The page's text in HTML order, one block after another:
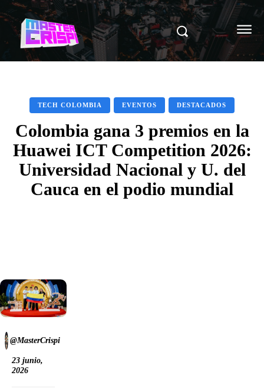
TECH COLOMBIA EVENTOS DESTACADOS
Colombia gana 3 premios en la
Huawei ICT Competition 2026:
Universidad Nacional y U. del
Cauca en el podio mundial
@MasterCrispi
23 junio,
2026